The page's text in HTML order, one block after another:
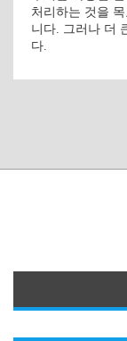
처리하는 것을
니다. 그러나 더
다.